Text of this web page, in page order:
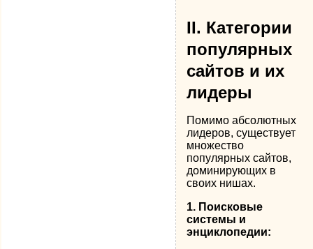
II. Категории
популярных
сайтов и их
лидеры
Помимо абсолютных
лидеров, существует
множество
популярных сайтов,
доминирующих в
своих нишах.
1. Поисковые
системы и
энциклопедии: